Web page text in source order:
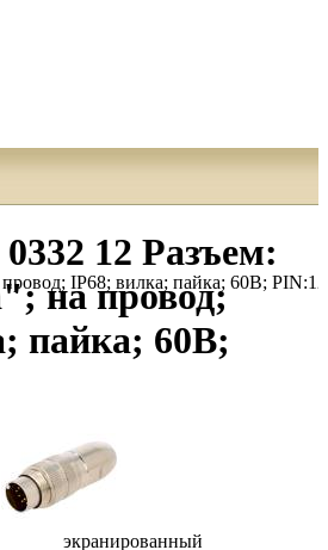
IP68; вилка; пайка; 60В;
12 Разъем:
на провод;
пайка; 60В;
экранированный